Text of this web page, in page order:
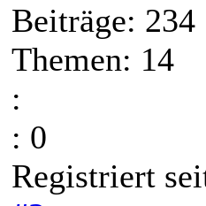
Beiträge: 234
Themen: 14
:
: 0
Registriert